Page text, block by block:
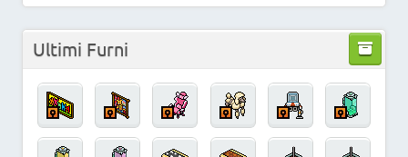
Ultimi Furni